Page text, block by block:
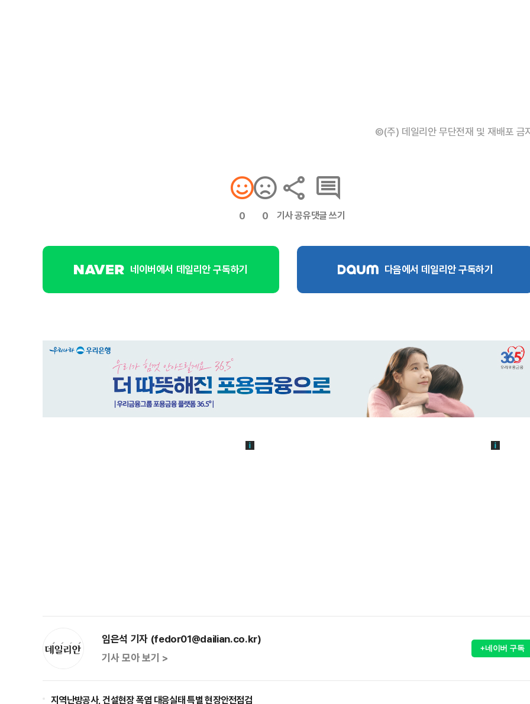
©(주) 데일리안 무단전재 및 재배포 금
0 0 기사 공유댓글 쓰기
네이버에서 데일리안 구독하기 다음에서 데일리안 구독하기
임은석 기자 (fedor01@dailian.co.kr)
기사 모아 보기 >
+네이버 구독
지역난방공사, 건설현장 폭염 대응실태 특별 현장안전점검